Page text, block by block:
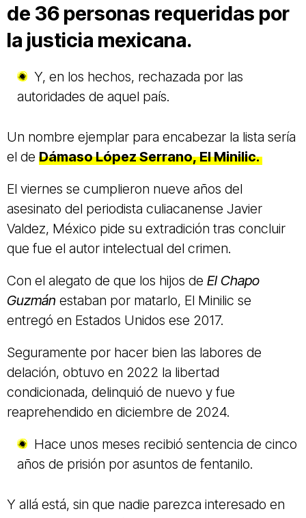
de 36 personas requeridas por
la justicia mexicana.
Y, en los hechos, rechazada por las
autoridades de aquel país.
Un nombre ejemplar para encabezar la lista sería
el de Dámaso López Serrano, El Minilic.
El viernes se cumplieron nueve años del
asesinato del periodista culiacanense Javier
Valdez, México pide su extradición tras concluir
que fue el autor intelectual del crimen.
Con el alegato de que los hijos de El Chapo
Guzmán estaban por matarlo, El Minilic se
entregó en Estados Unidos ese 2017.
Seguramente por hacer bien las labores de
delación, obtuvo en 2022 la libertad
condicionada, delinquió de nuevo y fue
reaprehendido en diciembre de 2024.
Hace unos meses recibió sentencia de cinco
años de prisión por asuntos de fentanilo.
Y allá está, sin que nadie parezca interesado en